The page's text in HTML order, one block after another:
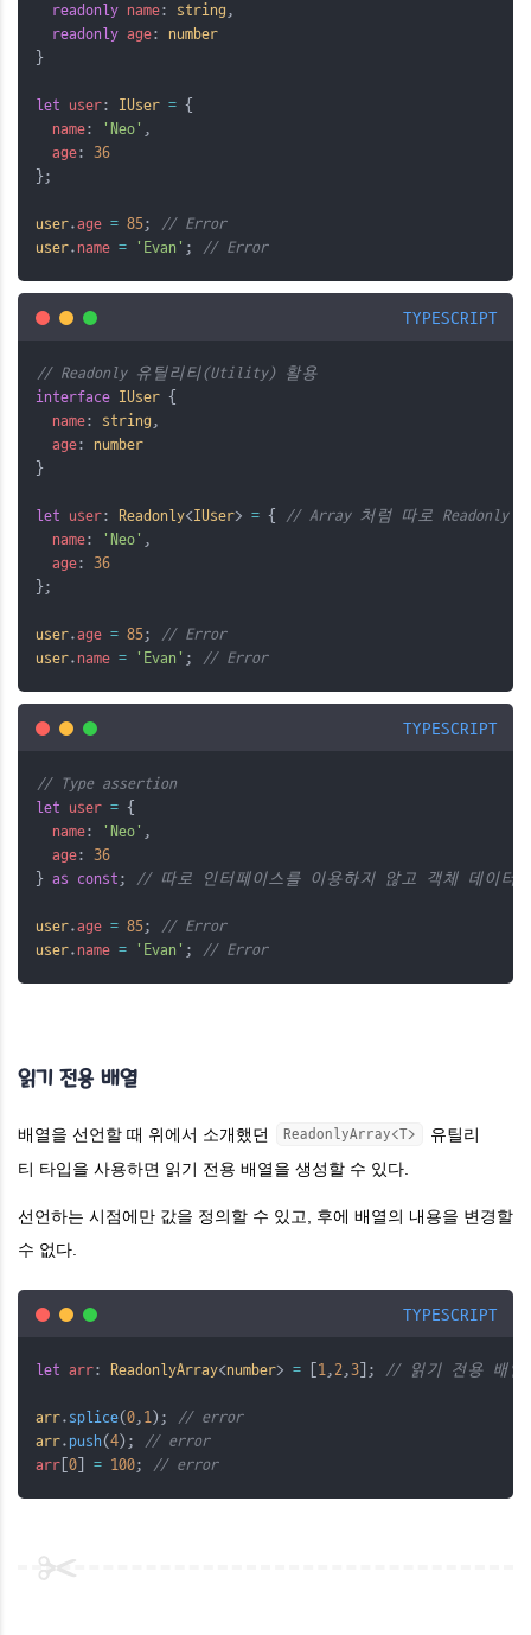
readonly name: string ,
readonly age: number
}
let user: IUser = {
name: 'Neo' ,
age: 36
};
user.age = 85;
// Error
user. name = 'Evan' ; // Error
TYPESCRIPT
// Readonly 유틸리티(Utility) 활용
interface IUser {
name: string ,
age: number
}
let user: Readonly<IUser> = {
// Array 처럼 따로 Readonly
name: 'Neo' ,
age: 36
};
user.age = 85;
// Error
user. name = 'Evan' ; // Error
TYPESCRIPT
// Type assertion
let user = {
name: 'Neo' ,
age: 36
} as const ; // 따로 인터페이스를 이용하지 않고 객체 데이
user.age = 85;
// Error
user. name = 'Evan' ; // Error
읽기 전용 배열
배열을 선언할 때 위에서 소개했던 ReadonlyArray<T>
유틸리
티 타입을 사용하면 읽기 전용 배열을 생성할 수 있다.
선언하는 시점에만 값을 정의할 수 있고, 후에 배열의 내용을 변경할
수 없다.
TYPESCRIPT
let arr: ReadonlyArray<number> = 1, 2,3 ]; // 읽기 전용 배열
arr.splice(0, 1);
// error
arr. push(4);
// error
arr 0 = 100; // error